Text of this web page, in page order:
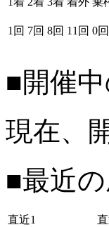
1回 7回 8回 11回 0回
■開催
現在、
■最近
直近1